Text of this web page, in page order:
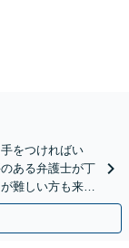
をつければい
ある弁護士が丁
難しい方も来所